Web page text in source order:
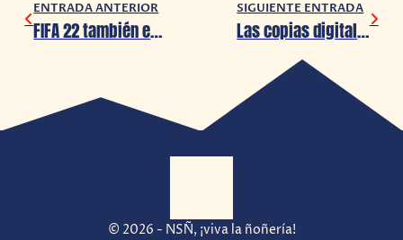
ENTRADA ANTERIOR
FIFA 22 también estará llegando a Nintendo Switch pero tendrá algunos detalles que deberás tener en cuenta
SIGUIENTE ENTRADA
Las copias digitales de Final Fantasy XIV se agotaron en poco tiempo
© 2026 - NSÑ, ¡viva la ñoñería!